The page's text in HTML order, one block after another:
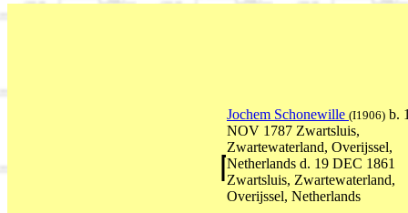
Jochem Schonewille (I1906) b.
NOV 1787 Zwartsluis,
Zwartewaterland, Overijssel,
Netherlands d. 19 DEC 1861
Zwartsluis, Zwartewaterland,
Overijssel, Netherlands